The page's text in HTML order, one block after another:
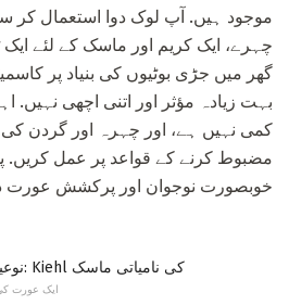
موجود ہیں. آپ لوک دوا استعمال کر
چہرے، ایک کریم اور ماسک کے لئے ایک
گھر میں جڑی بوٹیوں کی بنیاد پر
بہت زیادہ مؤثر اور اتنی اچھی
کمی نہیں ہے، اور چہرہ اور گردن
خوبصورت نوجوان اور پرکشش عورت
نوعیت کا راز: Kiehl کی نامیاتی ماسک
ایک عورت